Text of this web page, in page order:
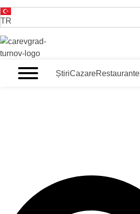
TR
VELIKO TARNOVO - CAPITALA MEDIEVALĂ A BULGARII
ȘtiriCazareRestaurante